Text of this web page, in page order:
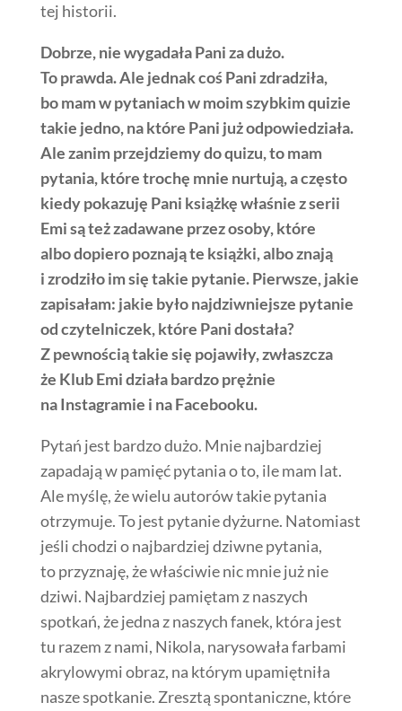
tej historii.
Dobrze, nie wygadała Pani za dużo.
To prawda. Ale jednak coś Pani zdradziła,
bo mam w pytaniach w moim szybkim quizie
takie jedno, na które Pani już odpowiedziała.
Ale zanim przejdziemy do quizu, to mam
pytania, które trochę mnie nurtują, a często
kiedy pokazuję Pani książkę właśnie z serii
Emi są też zadawane przez osoby, które
albo dopiero poznają te książki, albo znają
i zrodziło im się takie pytanie. Pierwsze, jakie
zapisałam: jakie było najdziwniejsze pytanie
od czytelniczek, które Pani dostała?
Z pewnością takie się pojawiły, zwłaszcza
że Klub Emi działa bardzo prężnie
na Instagramie i na Facebooku.
Pytań jest bardzo dużo. Mnie najbardziej
zapadają w pamięć pytania o to, ile mam lat.
Ale myślę, że wielu autorów takie pytania
otrzymuje. To jest pytanie dyżurne. Natomiast
jeśli chodzi o najbardziej dziwne pytania,
to przyznaję, że właściwie nic mnie już nie
dziwi. Najbardziej pamiętam z naszych
spotkań, że jedna z naszych fanek, która jest
tu razem z nami, Nikola, narysowała farbami
akrylowymi obraz, na którym upamiętniła
nasze spotkanie. Zresztą spontaniczne, które